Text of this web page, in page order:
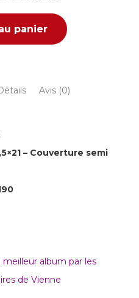
panier
Avis (0)
– Couverture semi
album par les
de Vienne